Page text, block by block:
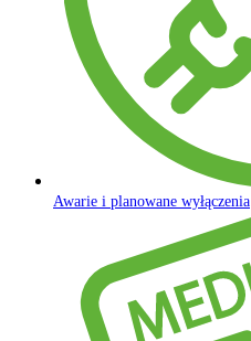
Awarie i planowane wyłączenia